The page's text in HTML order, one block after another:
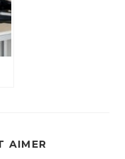
AIMER